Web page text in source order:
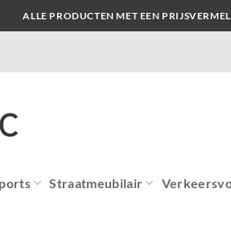
ALLE PRODUCTEN MET EEN
Straatmeubilair